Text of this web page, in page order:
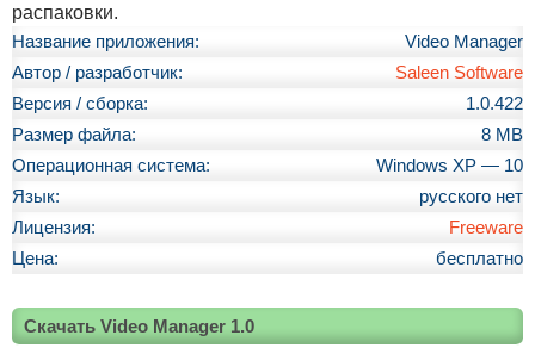
распаковки.
Название приложения:
Video Manager
Автор / разработчик:
Saleen Software
Версия / сборка:
1.0.422
Размер файла:
8 MB
Операционная система:
Windows XP — 10
Язык:
русского нет
Лицензия:
Freeware
Цена:
бесплатно
Скачать Video Manager 1.0